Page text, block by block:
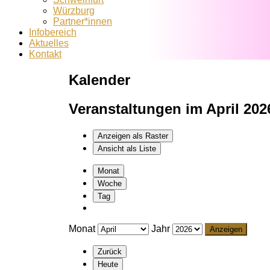
Würzburg
Partner*innen
Infobereich
Aktuelles
Kontakt
Kalender
Veranstaltungen im April
Anzeigen als Raster
Ansicht als Liste
Monat
Woche
Tag
Monat Jahr
Zurück
Heute